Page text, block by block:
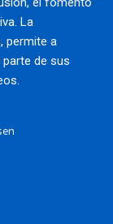
La
permite a
de sus